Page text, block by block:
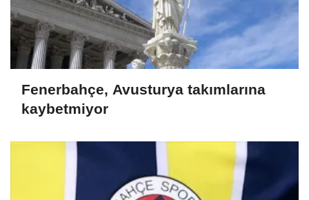
Fenerbahçe, Avusturya takımlarına
kaybetmiyor